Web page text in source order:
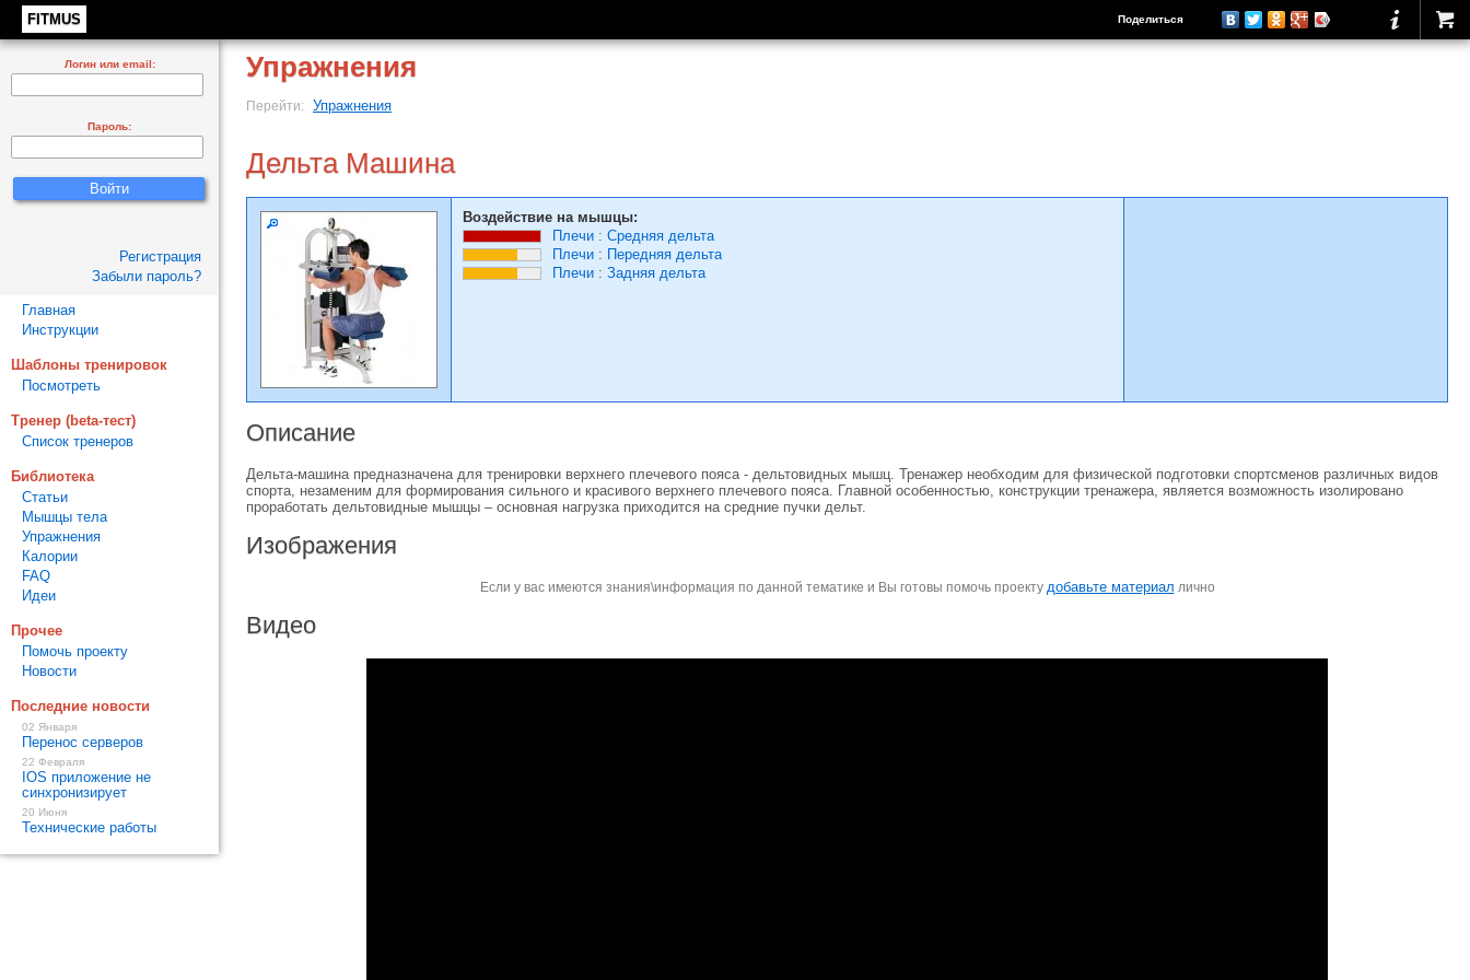
FITMUS Поделиться
Упражнения
Перейти: Упражнения
Дельта Машина
Воздействие на мышцы:
Плечи : Средняя дельта
Плечи : Передняя дельта
Плечи : Задняя дельта
Описание
Дельта-машина предназначена для тренировки верхнего плечевого пояса - дельтовидных мышц. Тренажер необходим для физической подготовки спортсменов различных видов
спорта, незаменим для формирования сильного и красивого верхнего плечевого пояса. Главной особенностью, конструкции тренажера, является возможность изолировано
проработать дельтовидные мышцы – основная нагрузка приходится на средние пучки дельт.
Изображения
Если у вас имеются знания\информация по данной тематике и Вы готовы помочь проекту добавьте материал лично
Видео
Логин или email:
Пароль:
Регистрация
Забыли пароль?
Главная
Инструкции
Шаблоны тренировок
Посмотреть
Тренер (beta-тест)
Список тренеров
Библиотека
Статьи
Мышцы тела
Упражнения
Калории
FAQ
Идеи
Прочее
Помочь проекту
Новости
Последние новости
02 Января
Перенос серверов
22 Февраля
IOS приложение не
синхронизирует
20 Июня
Технические работы